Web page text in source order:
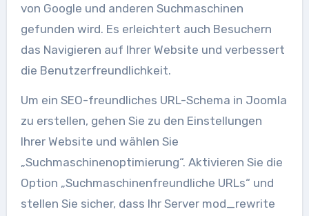
von Google und anderen Suchmaschinen
gefunden wird. Es erleichtert auch Besuchern
das Navigieren auf Ihrer Website und verbessert
die Benutzerfreundlichkeit.
Um ein SEO-freundliches URL-Schema in Joomla
zu erstellen, gehen Sie zu den Einstellungen
Ihrer Website und wählen Sie
„Suchmaschinenoptimierung“. Aktivieren Sie die
Option „Suchmaschinenfreundliche URLs“ und
stellen Sie sicher, dass Ihr Server mod_rewrite